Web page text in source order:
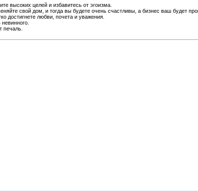
высоких целей и избавитесь от эгоизма.
свой дом, и тогда вы будете очень счастливы, а бизнес ваш будет
достигнете любви, почета и уважения.
печаль.